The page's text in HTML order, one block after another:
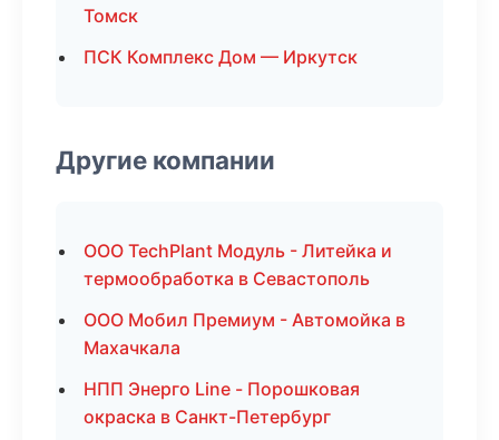
Томск
ПСК Комплекс Дом — Иркутск
Другие компании
ООО TechPlant Модуль - Литейка и
термообработка в Севастополь
ООО Мобил Премиум - Автомойка в
Махачкала
НПП Энерго Line - Порошковая
окраска в Санкт-Петербург